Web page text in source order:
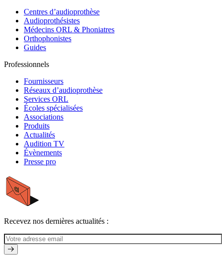
LUCIOLE
Bouchons d'oreille [autres]
Bouchons d'oreille [musique]
Centres d’audioprothèse
Audioprothésistes
Médecins ORL & Phoniatres
Orthophonistes
Guides
Professionnels
Fournisseurs
Réseaux d’audioprothèse
Services ORL
Écoles spécialisées
Associations
Produits
Actualités
Audition TV
Évènements
Presse pro
Recevez nos dernières actualités :